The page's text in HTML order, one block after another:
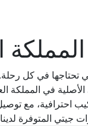
تحتاجها في كل
في المملكة
احترافية، مع
جيتي المتوفرة